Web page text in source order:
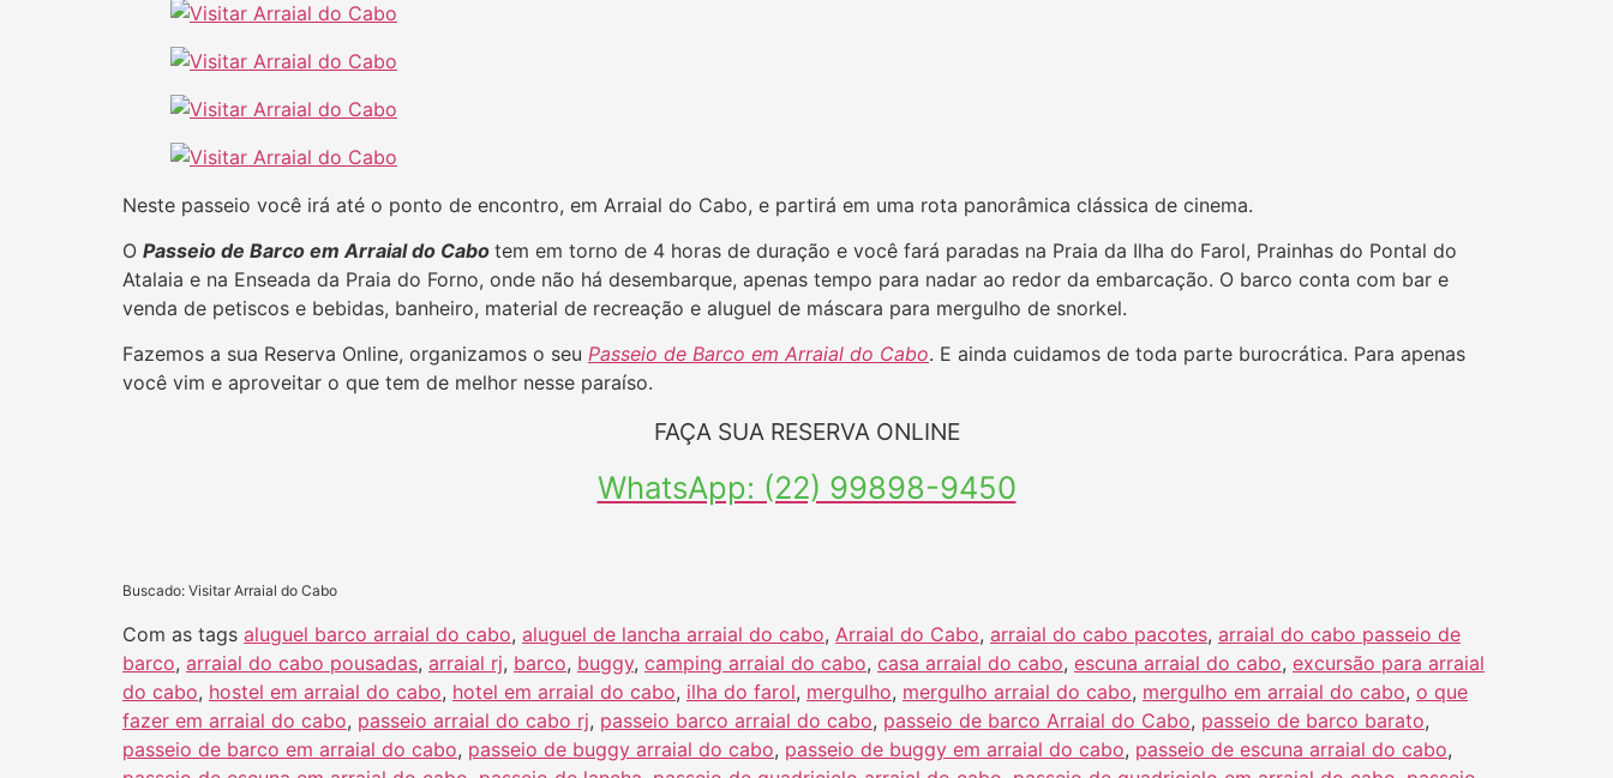
Neste passeio você irá até o ponto de encontro, em Arraial do Cabo, e partirá em uma rota panorâmica clássica de cinema.
O Passeio de Barco em Arraial do Cabo tem em torno de 4 horas de duração e você fará paradas na Praia da Ilha do Farol, Prainhas do Pontal do
Atalaia e na Enseada da Praia do Forno, onde não há desembarque, apenas tempo para nadar ao redor da embarcação. O barco conta com bar e
venda de petiscos e bebidas, banheiro, material de recreação e aluguel de máscara para mergulho de snorkel.
Fazemos a sua Reserva Online, organizamos o seu Passeio de Barco em Arraial do Cabo. E ainda cuidamos de toda parte burocrática. Para apenas
você vim e aproveitar o que tem de melhor nesse paraíso.
FAÇA SUA RESERVA ONLINE
WhatsApp: (22) 99898-9450
Buscado: Visitar Arraial do Cabo
Com as tags aluguel barco arraial do cabo, aluguel de lancha arraial do cabo, Arraial do Cabo, arraial do cabo pacotes, arraial do cabo passeio de
barco, arraial do cabo pousadas, arraial rj, barco, buggy, camping arraial do cabo, casa arraial do cabo, escuna arraial do cabo, excursão para arraial
do cabo, hostel em arraial do cabo, hotel em arraial do cabo, ilha do farol, mergulho, mergulho arraial do cabo, mergulho em arraial do cabo, o que
fazer em arraial do cabo, passeio arraial do cabo rj, passeio barco arraial do cabo, passeio de barco Arraial do Cabo, passeio de barco barato,
passeio de barco em arraial do cabo, passeio de buggy arraial do cabo, passeio de buggy em arraial do cabo, passeio de escuna arraial do cabo,